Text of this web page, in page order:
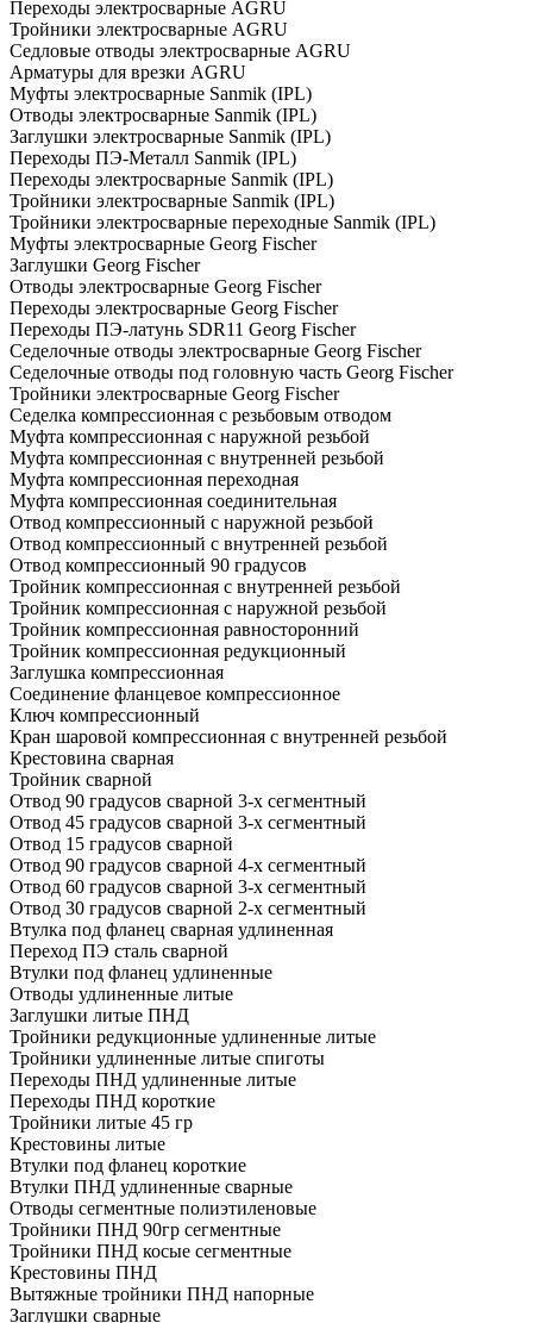
Переходы электросварные AGRU
Тройники электросварные AGRU
Седловые отводы электросварные AGRU
Арматуры для врезки AGRU
Муфты электросварные Sanmik (IPL)
Отводы электросварные Sanmik (IPL)
Заглушки электросварные Sanmik (IPL)
Переходы ПЭ-Металл Sanmik (IPL)
Переходы электросварные Sanmik (IPL)
Тройники электросварные Sanmik (IPL)
Тройники электросварные переходные Sanmik (IPL)
Муфты электросварные Georg Fischer
Заглушки Georg Fischer
Отводы электросварные Georg Fischer
Переходы электросварные Georg Fischer
Переходы ПЭ-латунь SDR11 Georg Fischer
Седелочные отводы электросварные Georg Fischer
Седелочные отводы под головную часть Georg Fischer
Тройники электросварные Georg Fischer
Седелка компрессионная с резьбовым отводом
Муфта компрессионная с наружной резьбой
Муфта компрессионная с внутренней резьбой
Муфта компрессионная переходная
Муфта компрессионная соединительная
Отвод компрессионный с наружной резьбой
Отвод компрессионный с внутренней резьбой
Отвод компрессионный 90 градусов
Тройник компрессионная с внутренней резьбой
Тройник компрессионная с наружной резьбой
Тройник компрессионная равносторонний
Тройник компрессионная редукционный
Заглушка компрессионная
Соединение фланцевое компрессионное
Ключ компрессионный
Кран шаровой компрессионная с внутренней резьбой
Крестовина сварная
Тройник сварной
Отвод 90 градусов сварной 3-х сегментный
Отвод 45 градусов сварной 3-х сегментный
Отвод 15 градусов сварной
Отвод 90 градусов сварной 4-х сегментный
Отвод 60 градусов сварной 3-х сегментный
Отвод 30 градусов сварной 2-х сегментный
Втулка под фланец сварная удлиненная
Переход ПЭ сталь сварной
Втулки под фланец удлиненные
Отводы удлиненные литые
Заглушки литые ПНД
Тройники редукционные удлиненные литые
Тройники удлиненные литые спиготы
Переходы ПНД удлиненные литые
Переходы ПНД короткие
Тройники литые 45 гр
Крестовины литые
Втулки под фланец короткие
Втулки ПНД удлиненные сварные
Отводы сегментные полиэтиленовые
Тройники ПНД 90гр сегментные
Тройники ПНД косые сегментные
Крестовины ПНД
Вытяжные тройники ПНД напорные
Заглушки сварные